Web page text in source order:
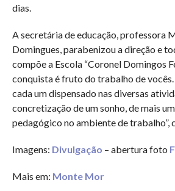
dias.
A secretária de educação, professora
Domingues, parabenizou a direção e
compõe a Escola “Coronel Domingos
conquista é fruto do trabalho de vocês.
cada um dispensado nas diversas
concretização de um sonho, de mais
pedagógico no ambiente de
Imagens: Divulgação – abertura foto
Mais em: Monte Mor